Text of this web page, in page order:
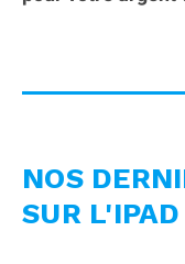
NOS
SUR